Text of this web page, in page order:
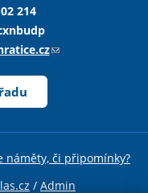
-
214
(
o
d
náměty, či připomínky?
/ Admin